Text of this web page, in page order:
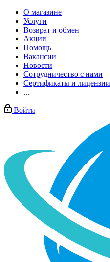
О магазине
Услуги
Возврат и обмен
Акции
Помощь
Вакансии
Новости
Сотрудничество с нами
Сертификаты и лицензии
...
Войти